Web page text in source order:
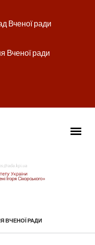
Вченої ради
Вченої ради
ВЧЕНОЇ РАДИ